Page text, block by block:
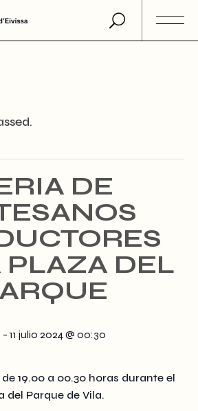
DE
PLAZA DEL
- 11 julio 2024 @ 00:30
19.00 a 00.30 horas durante el
del Parque de Vila.